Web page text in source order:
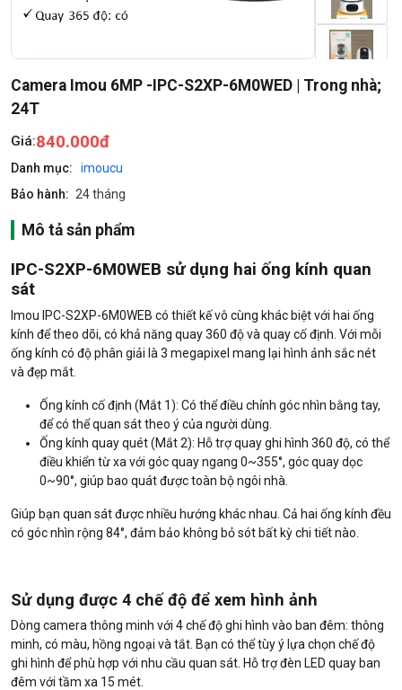
Camera Imou 6MP -IPC-S2XP-6M0WED | Trong nhà;
24T
Giá:840.000đ
Danh mục:
imoucu
Bảo hành: 24 tháng
Mô tả sản phẩm
IPC-S2XP-6M0WEB sử dụng hai ống kính quan
sát
Imou IPC-S2XP-6M0WEB có thiết kế vô cùng khác biệt với hai ống
kính để theo dõi, có khả năng quay 360 độ và quay cố định. Với mỗi
ống kính có độ phân giải là 3 megapixel mang lại hình ảnh sắc nét
và đẹp mắt.
Ống kính cố định (Mắt 1): Có thể điều chỉnh góc nhìn bằng tay,
để có thể quan sát theo ý của người dùng.
Ống kính quay quét (Mắt 2): Hỗ trợ quay ghi hình 360 độ, có thể
điều khiển từ xa với góc quay ngang 0~355°, góc quay dọc
0~90°, giúp bao quát được toàn bộ ngôi nhà.
Giúp bạn quan sát được nhiều hướng khác nhau. Cả hai ống kính đều
có góc nhìn rộng 84°, đảm bảo không bỏ sót bất kỳ chi tiết nào.
Sử dụng được 4 chế độ để xem hình ảnh
Dòng camera thông minh với 4 chế độ ghi hình vào ban đêm: thông
minh, có màu, hồng ngoại và tắt. Bạn có thể tùy ý lựa chọn chế độ
ghi hình để phù hợp với nhu cầu quan sát. Hỗ trợ đèn LED quay ban
đêm với tầm xa 15 mét.